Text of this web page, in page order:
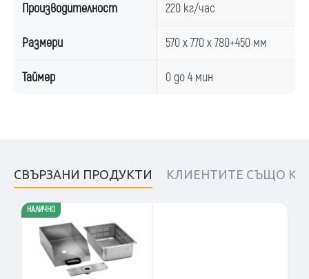
Производителност 220 кг/час
Размери 570 x 770 x 780+450 мм
Таймер 0 до 4 мин
СВЪРЗАНИ ПРОДУКТИ КЛИЕНТИТЕ СЪЩО
НАЛИЧНО